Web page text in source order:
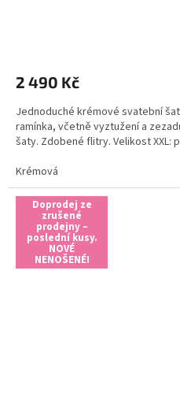
2 490 Kč
Jednoduché krémové svatební
ramínka, včetně vyztužení a
šaty. Zdobené flitry. Velikost XXL:
Krémová
Doprodej ze
zrušené
prodejny –
poslední kusy.
NOVÉ
NENOŠENÉ!